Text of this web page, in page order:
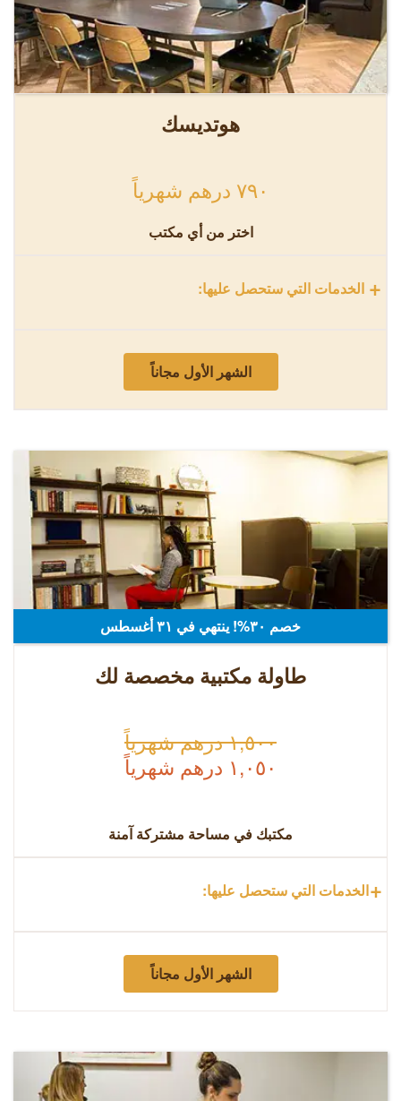
هوتديسك
٧٩٠ درهم شهرياً
اختر من أي مكتب
الخدمات التي ستحصل عليها: +
الشهر الأول مجاناً
خصم ٣٠%! ينتهي في ٣۱ أغسطس
طاولة مكتبية مخصصة لك
١,٥٠٠ درهم شهرياً
١,٠٥٠ درهم شهرياً
مكتبك في مساحة مشتركة آمنة
الخدمات التي ستحصل عليها:+
الشهر الأول مجاناً